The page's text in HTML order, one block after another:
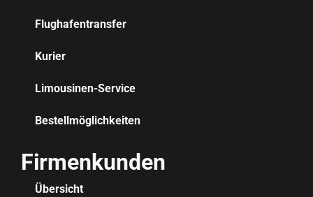
Flughafentransfer
Kurier
Limousinen-Service
Bestellmöglichkeiten
Firmenkunden
Übersicht